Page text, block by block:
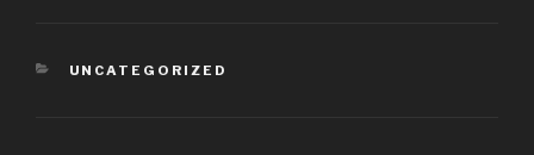
KATEGORIEN
UNCATEGORIZED